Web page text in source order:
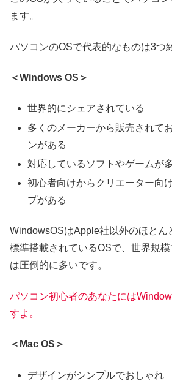
ます。
パソコンのOSで代表的なものは3つ
＜Windows OS＞
世界的にシェアされている
多くのメーカーから販売されて
ンがある
対応しているソフトやゲームが
初心者向けからクリエーター向
プがある
WindowsOSはApple社以外のほとん
標準搭載されているOSで、世界規
は圧倒的に多いです。
パソコン初心者のあなたには
すよ。
＜Mac OS＞
デザインがシンプルでおしゃれ